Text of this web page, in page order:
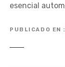
esencial
PUBLICADO EN